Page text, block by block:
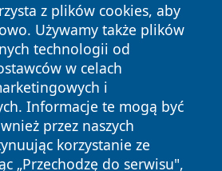
z plików cookies, aby
Używamy także plików
technologii od
w celach
i
Informacje te mogą być
przez naszych
korzystanie ze
„Przechodzę do serwisu",
Wszystkie prawa
Polityka
Cookies